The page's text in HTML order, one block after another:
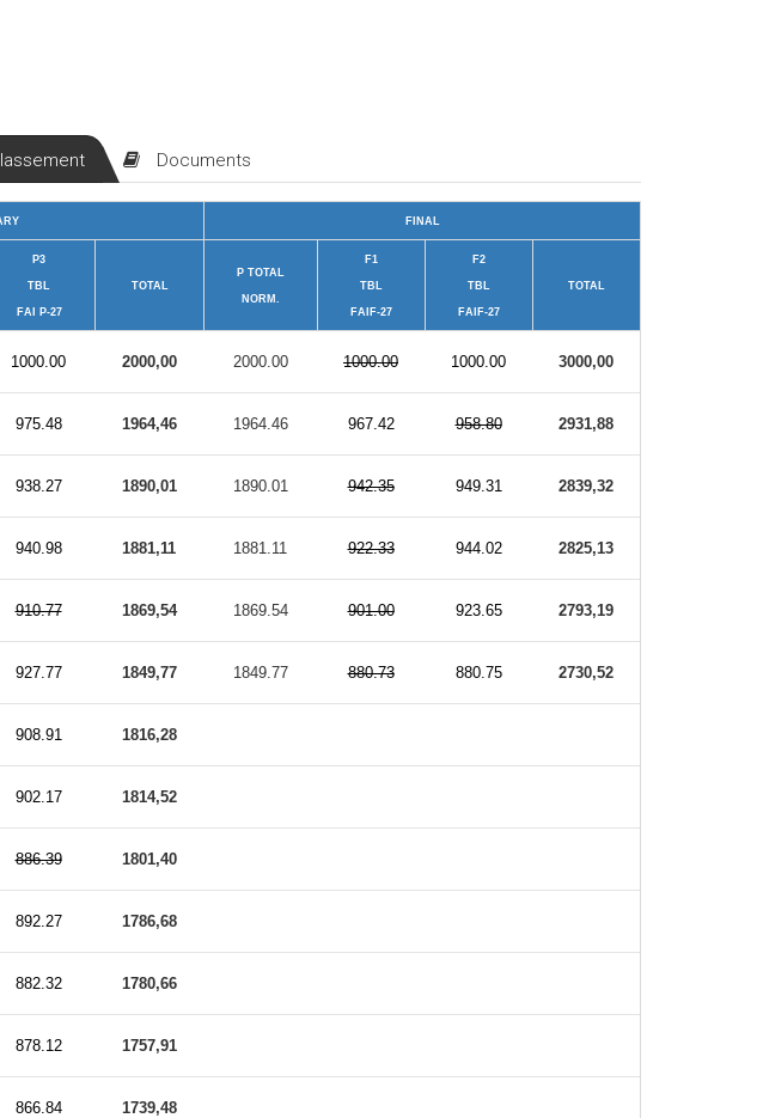
Documents
FINAL
P3
TBL
FAI P-27
TOTAL
P TOTAL
NORM.
F1
TBL
FAIF-27
F2
TBL
FAIF-27
TOTAL
1000.00 2000,00 2000.00 1000.00 1000.00 3000,00
975.48 1964,46 1964.46 967.42 958.80 2931,88
938.27 1890,01 1890.01 942.35 949.31 2839,32
940.98 1881,11 1881.11 922.33 944.02 2825,13
910.77 1869,54 1869.54 901.00 923.65 2793,19
927.77 1849,77 1849.77 880.73 880.75 2730,52
908.91 1816,28
902.17 1814,52
886.39 1801,40
892.27 1786,68
882.32 1780,66
878.12 1757,91
866.84 1739,48